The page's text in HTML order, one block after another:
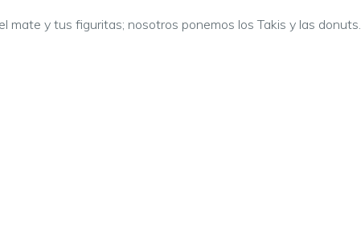
mate y tus figuritas; nosotros ponemos los Takis y las donuts.